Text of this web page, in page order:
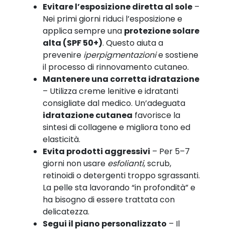
Evitare l’esposizione diretta al sole –
Nei primi giorni riduci l’esposizione e
applica sempre una protezione solare
alta (SPF 50+). Questo aiuta a
prevenire iperpigmentazionie sostiene
il processo di rinnovamento cutaneo.
Mantenere una corretta idratazione
– Utilizza creme lenitive e idratanti
consigliate dal medico. Un’adeguata
idratazione cutanea favorisce la
sintesi di collagene e migliora tono ed
elasticità.
Evita prodotti aggressivi – Per 5–7
giorni non usare esfolianti, scrub,
retinoidi o detergenti troppo sgrassanti.
La pelle sta lavorando “in profondità” e
ha bisogno di essere trattata con
delicatezza.
Segui il piano personalizzato – Il